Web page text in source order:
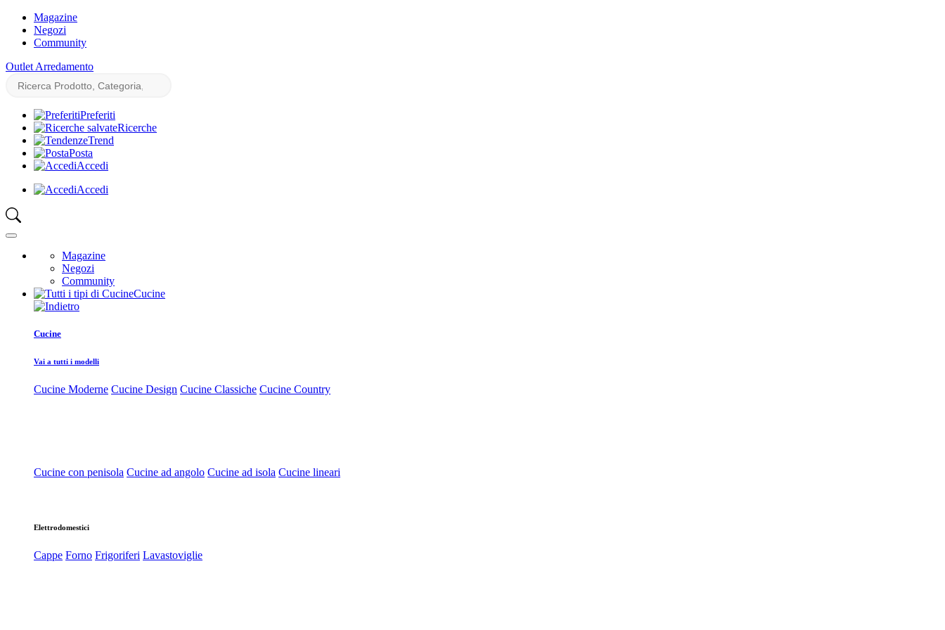
Magazine
Negozi
Community
Outlet Arredamento
Preferiti
Ricerche
Trend
Posta
Accedi
Accedi
Magazine
Negozi
Community
Cucine
Cucine
Vai a tutti i modelli
Cucine Moderne Cucine Design Cucine Classiche Cucine Country
Cucine con penisola Cucine ad angolo Cucine ad isola Cucine lineari
Elettrodomestici
Cappe Forno Frigoriferi Lavastoviglie